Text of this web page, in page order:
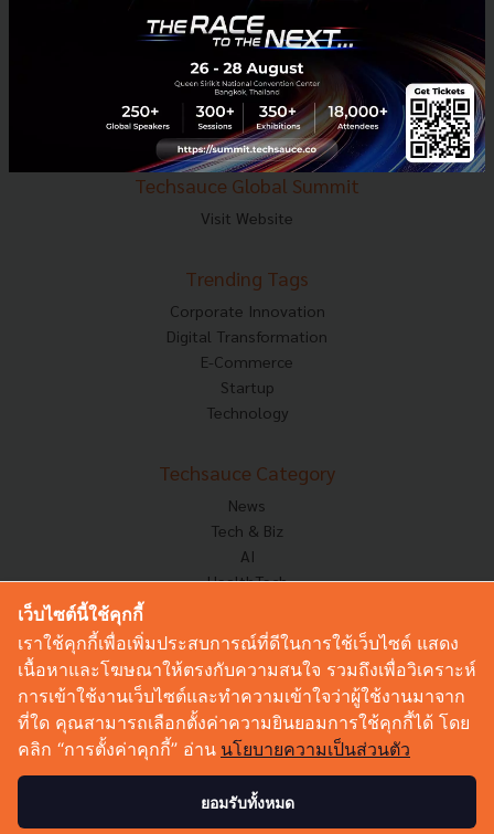
Techsauce Media
About Techsauce
Techsauce Services
Privacy Policy
ส่งบทความ
Techsauce Global Summit
Visit Website
Trending Tags
Corporate Innovation
Digital Transformation
E-Commerce
Startup
Technology
Techsauce Category
News
Tech & Biz
AI
HealthTech
Corp Innov
Saucy Thoughts
Sustainable
Videos
Podcast
เว็บไซต์นี้ใช้คุกกี้
เราใช้คุกกี้เพื่อเพิ่มประสบการณ์ที่ดีในการใช้เว็บไซต์ แสดง
เนื้อหาและโฆษณาให้ตรงกับความสนใจ รวมถึงเพื่อวิเคราะห์
การเข้าใช้งานเว็บไซต์และทำความเข้าใจว่าผู้ใช้งานมาจาก
ที่ใด คุณสามารถเลือกตั้งค่าความยินยอมการใช้คุกกี้ได้ โดย
คลิก “การตั้งค่าคุกกี้” อ่าน นโยบายความเป็นส่วนตัว
ยอมรับทั้งหมด